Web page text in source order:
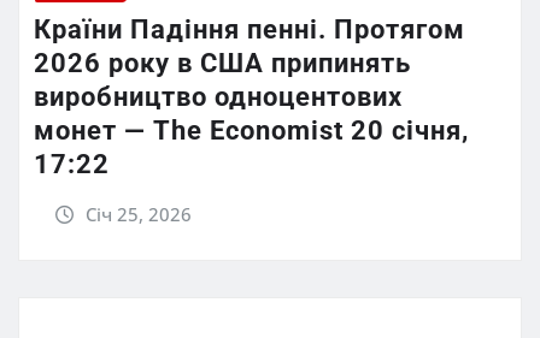
Країни Падіння пенні. Протягом
2026 року в США припинять
виробництво одноцентових
монет — The Economist 20 січня,
17:22
Січ 25, 2026